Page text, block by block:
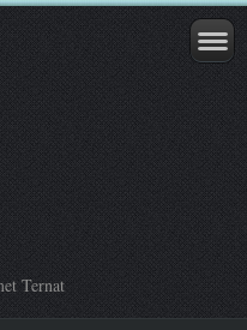
Ternat